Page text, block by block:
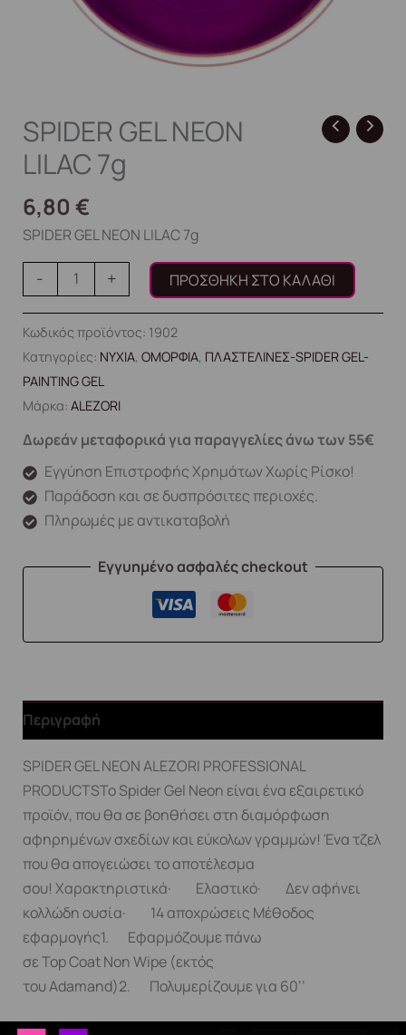
SPIDER GEL NEON
LILAC 7g
6,80 €
SPIDER GEL NEON LILAC 7g
- + ΠΡΟΣΘΉΚΗ ΣΤΟ ΚΑΛΆΘΙ
Κωδικός προϊόντος: 1902
Κατηγορίες: ΝΥΧΙΑ, ΟΜΟΡΦΙΑ, ΠΛΑΣΤΕΛΙΝΕΣ-SPIDER GEL-
PAINTING GEL
Μάρκα: ALEZORI
Δωρεάν μεταφορικά για παραγγελίες άνω των 55€
Εγγύηση Επιστροφής Χρημάτων Χωρίς Ρίσκο!
Παράδοση και σε δυσπρόσιτες περιοχές.
Πληρωμές με αντικαταβολή
Εγγυημένο ασφαλές checkout
Περιγραφή
SPIDER GEL NEON ALEZORI PROFESSIONAL
PRODUCTSΤο Spider Gel Neon είναι ένα εξαιρετικό
προϊόν, που θα σε βοηθήσει στη διαμόρφωση
αφηρημένων σχεδίων και εύκολων γραμμών! Ένα τζελ
που θα απογειώσει το αποτέλεσμα
σου! Χαρακτηριστικά· Ελαστικό· Δεν αφήνει
κολλώδη ουσία· 14 αποχρώσεις Μέθοδος
εφαρμογής1. Εφαρμόζουμε πάνω
σε Top Coat Non Wipe (εκτός
του Adamand)2. Πολυμερίζουμε για 60’’